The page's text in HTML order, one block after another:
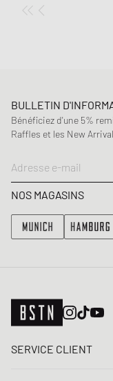
BULLETIN
Bénéficiez d'une 5%
Raffles et les New
Adresse e-mail
NOS MAGASINS
SERVICE CLIENT